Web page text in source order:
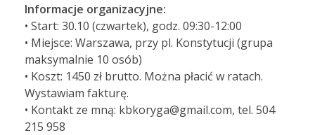
Informacje organizacyjne:
• Start: 30.10 (czwartek), godz. 09:30-12:00
• Miejsce: Warszawa, przy pl. Konstytucji (grupa
maksymalnie 10 osób)
• Koszt: 1450 zł brutto. Można płacić w ratach.
Wystawiam fakturę.
• Kontakt ze mną: kbkoryga@gmail.com, tel. 504
215 958